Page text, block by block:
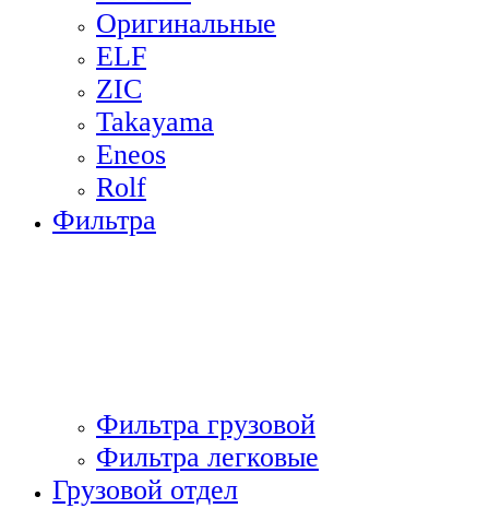
Оригинальные
ELF
ZIC
Takayama
Eneos
Rolf
Фильтра
Фильтра грузовой
Фильтра легковые
Грузовой отдел